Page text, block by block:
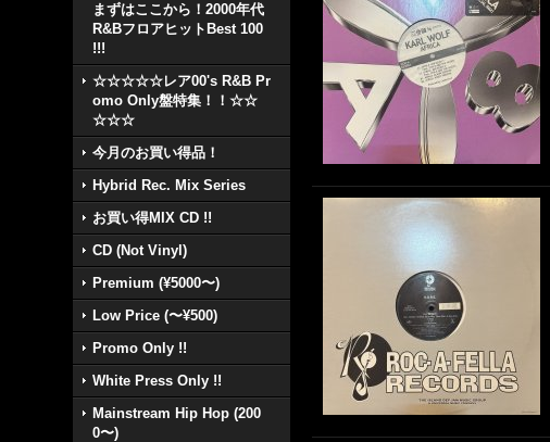
まずはここから！2000年代
R&BフロアヒットBest 100
!!!
☆☆☆☆☆レア00's R&B Pr
omo Only盤特集！！☆☆
☆☆☆
今月のお買い得品！
Hybrid Rec. Mix Series
お買い得MIX CD !!
CD (Not Vinyl)
Premium (¥5000〜)
Low Price (〜¥500)
Promo Only !!
White Press Only !!
Mainstream Hip Hop (200
0〜)